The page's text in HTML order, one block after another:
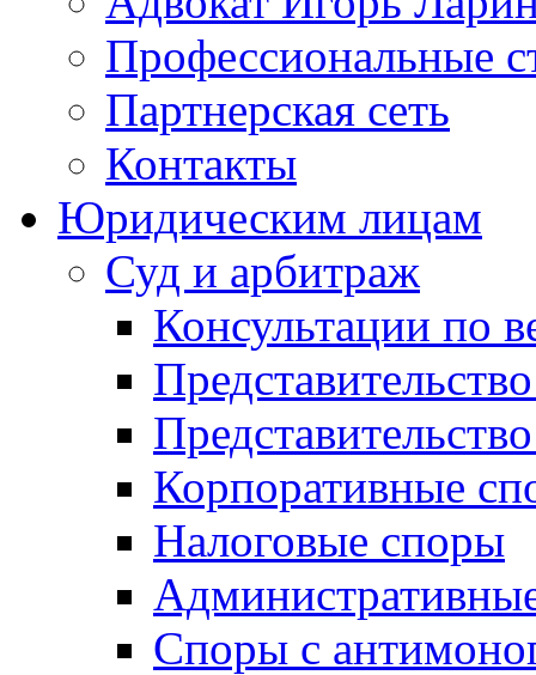
Профессиональные
Партнерская сеть
Контакты
Юридическим лицам
Суд и арбитраж
Консультации по
Корпоративные
Налоговые споры
Споры с